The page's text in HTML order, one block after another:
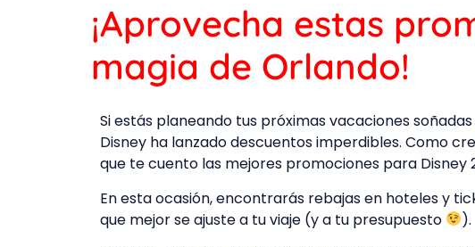
¡Aprovecha estas
magia de Orlando!
Si estás planeando tus próximas vacaciones
Disney ha lanzado descuentos imperdibles. Como
que te cuento las mejores promociones para Disney
En esta ocasión, encontrarás rebajas en hoteles y
que mejor se ajuste a tu viaje (y a tu presupuesto
).